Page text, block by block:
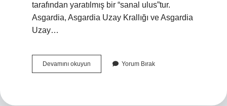
tarafından yaratılmış bir “sanal ulus”tur.
Asgardia, Asgardia Uzay Krallığı ve Asgardia
Uzay…
Devamını okuyun
Kurulan
Yorum Bırak